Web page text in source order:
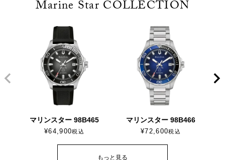
Marine Star COLLECTION
マリンスター 98B465
¥64,900税込
マリンスター 98B466
¥72,600税込
もっと見る